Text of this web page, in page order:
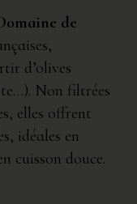
de
d’olives
Non filtrées
elles offrent
idéales en
cuisson douce.